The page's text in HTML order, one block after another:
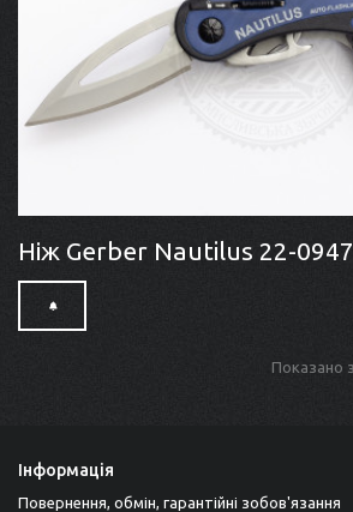
Ніж Gerber Nautilus 22-
Показано
Інформація
Повернення, обмін, гарантійні зобов'язання